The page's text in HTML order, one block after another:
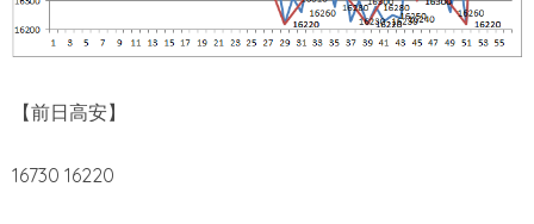
【前日高安】
16730 16220